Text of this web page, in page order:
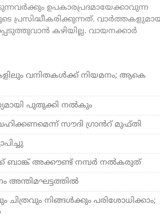
ഉപകാരപ്രദമായേക്കാവുന്ന
കഴിയില്ല. വായനക്കാർ
വനിതകള്‍ക്ക് നിയമനം; ആകെ
പുതുക്കി നൽകും
സൗദി ഗ്രാൻറ്​ മുഫ്​തി
ബാങ്ക് അക്കൗണ്ട് നമ്പർ നൽകരുത്
അന്തിമഘട്ടത്തില്‍
ചിത്രവും നിങ്ങള്‍ക്കും പരിശോധിക്കാം;